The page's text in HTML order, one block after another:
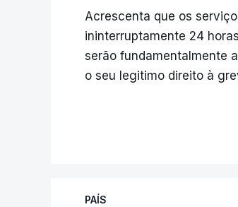
Acrescenta que os
ininterruptamente 24
serão fundamentalmente
o seu legitimo direito à
PAÍS